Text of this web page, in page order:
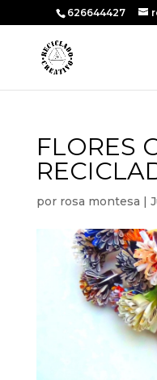
626644427
FLORES
por rosa montesa |